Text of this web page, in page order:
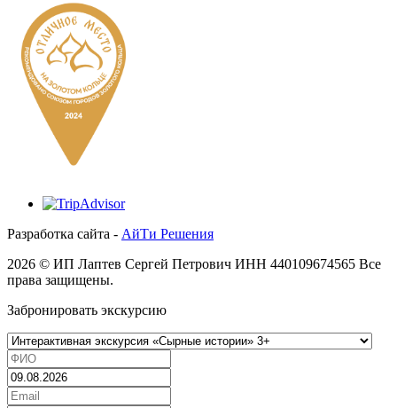
Разработка сайта - АйТи Решения
2026 © ИП Лаптев Сергей Петрович ИНН 440109674565 Все
права защищены.
Забронировать экскурсию